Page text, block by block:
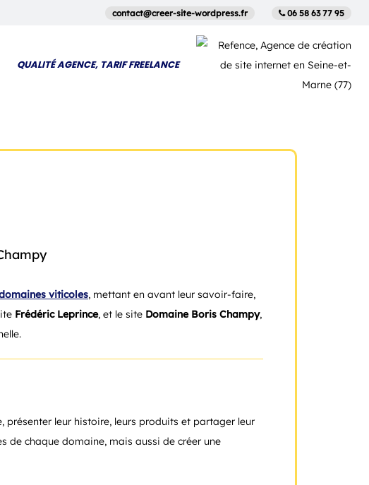
contact@creer-site-wordpress.fr 06 58 63 77 95
QUALITÉ AGENCE, TARIF FREELANCE
viticoles, mettant en avant leur savoir-faire,
Frédéric Leprince, et le site Domaine Boris Champy,
présenter leur histoire, leurs produits et partager leur
de chaque domaine, mais aussi de créer une